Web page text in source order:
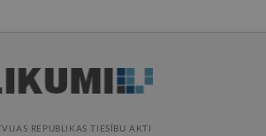
REPUBLIKAS TIESĪBU AKTI